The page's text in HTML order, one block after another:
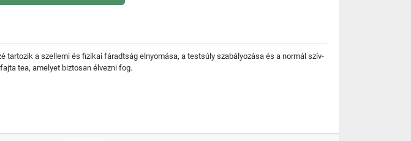
tartozik a szellemi és fizikai fáradtság elnyomása, a testsúly szabályozása és a normál szív-
tea, amelyet biztosan élvezni fog.